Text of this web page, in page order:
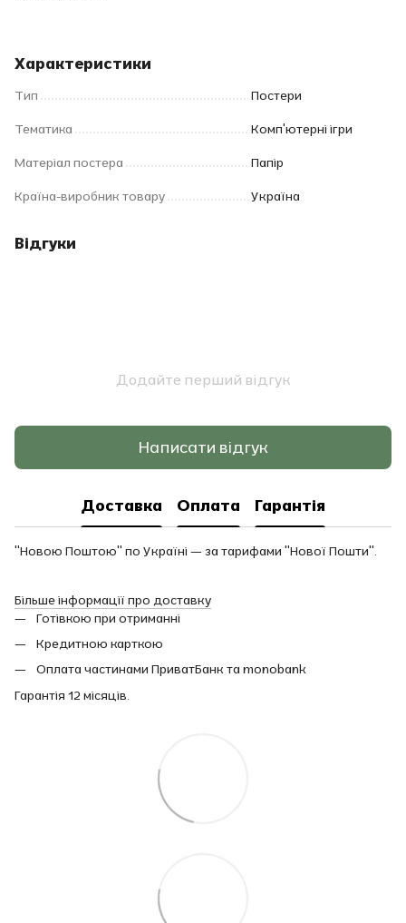
Характеристики
Тип Постери
Тематика Комп'ютерні ігри
Матеріал постера Папір
Країна-виробник товару Україна
Відгуки
Додайте перший відгук
Написати відгук
Доставка Оплата Гарантія
"Новою Поштою" по Україні — за тарифами "Нової Пошти".
Більше інформації про доставку
Готівкою при отриманні
Кредитною карткою
Оплата частинами ПриватБанк та monobank
Гарантія 12 місяців.